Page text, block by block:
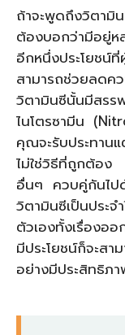
ถ้าจะพูดถึงวิตา
ต้องบอกว่ามีอยู่ห
อีกหนึ่งประโยช
สามารถช่วยลดคว
วิตามินซีนั้นมีสรร
ไนโตรซามีน
คุณจะรับประทา
ไม่ใช่วิธีที่ถูกต้อง
อื่นๆ ควบคู่กันไป
วิตามินซีเป็นประ
ตัวเองทั้งเรื่องอ
มีประโยชน์ก็จะสา
อย่างมีประสิทธิภ